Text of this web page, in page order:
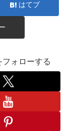
はてブ
ォローする